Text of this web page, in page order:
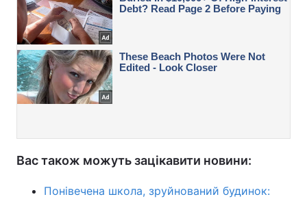
Вас також можуть зацікавити новини:
Понівечена школа, зруйнований будинок: